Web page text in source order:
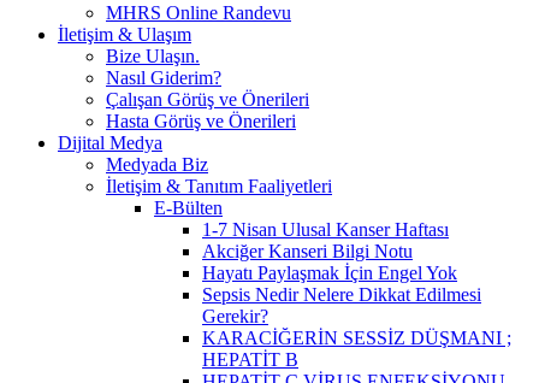
MHRS Online Randevu
İletişim & Ulaşım
Bize Ulaşın.
Nasıl Giderim?
Çalışan Görüş ve Önerileri
Hasta Görüş ve Önerileri
Dijital Medya
Medyada Biz
İletişim & Tanıtım Faaliyetleri
E-Bülten
1-7 Nisan Ulusal Kanser Haftası
Akciğer Kanseri Bilgi Notu
Hayatı Paylaşmak İçin Engel Yok
Sepsis Nedir Nelere Dikkat Edilmesi
Gerekir?
KARACİĞERİN SESSİZ DÜŞMANI ;
HEPATİT B